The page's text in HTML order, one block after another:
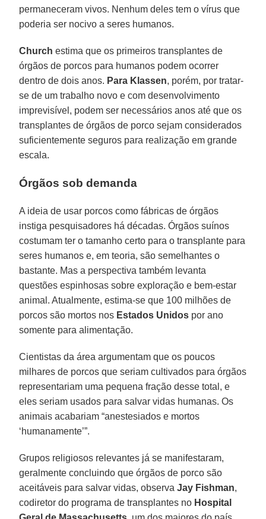
permaneceram vivos. Nenhum deles tem o vírus que
poderia ser nocivo a seres humanos.
Church estima que os primeiros transplantes de
órgãos de porcos para humanos podem ocorrer
dentro de dois anos. Para Klassen, porém, por tratar-
se de um trabalho novo e com desenvolvimento
imprevisível, podem ser necessários anos até que os
transplantes de órgãos de porco sejam considerados
suficientemente seguros para realização em grande
escala.
Órgãos sob demanda
A ideia de usar porcos como fábricas de órgãos
instiga pesquisadores há décadas. Órgãos suínos
costumam ter o tamanho certo para o transplante para
seres humanos e, em teoria, são semelhantes o
bastante. Mas a perspectiva também levanta
questões espinhosas sobre exploração e bem-estar
animal. Atualmente, estima-se que 100 milhões de
porcos são mortos nos Estados Unidos por ano
somente para alimentação.
Cientistas da área argumentam que os poucos
milhares de porcos que seriam cultivados para órgãos
representariam uma pequena fração desse total, e
eles seriam usados para salvar vidas humanas. Os
animais acabariam “anestesiados e mortos
‘humanamente’”.
Grupos religiosos relevantes já se manifestaram,
geralmente concluindo que órgãos de porco são
aceitáveis para salvar vidas, observaJay Fishman,
codiretor do programa de transplantes no Hospital